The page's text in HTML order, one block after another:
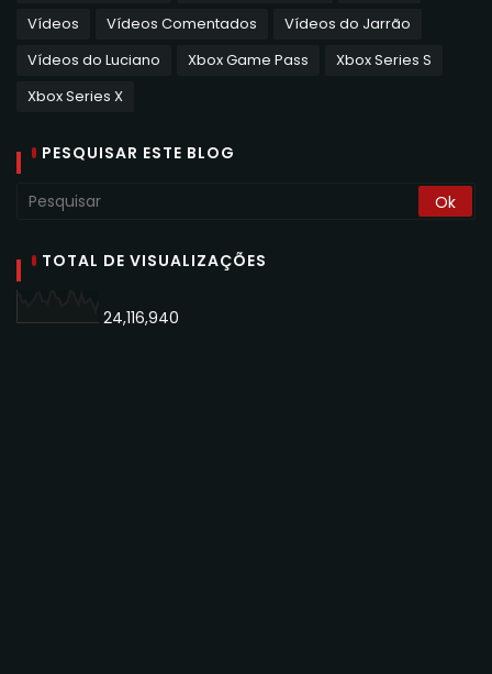
Vídeos
Vídeos Comentados
Vídeos do Jarrão
Vídeos do Luciano
Xbox Game Pass
Xbox Series S
Xbox Series X
PESQUISAR ESTE BLOG
TOTAL DE VISUALIZAÇÕES
24,116,940